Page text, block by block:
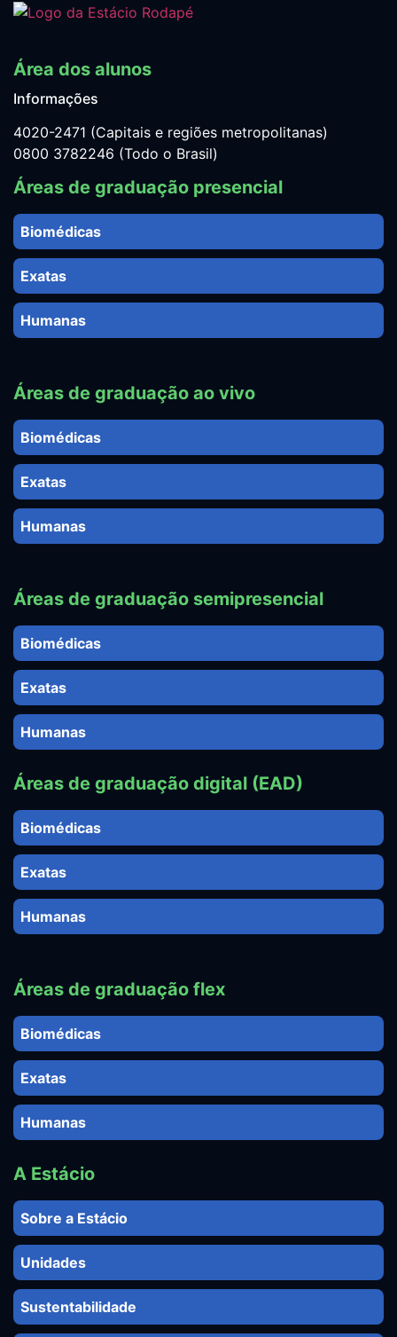
Área dos alunos
Informações
4020-2471 (Capitais e regiões metropolitanas)
0800 3782246 (Todo o Brasil)
Áreas de graduação presencial
Biomédicas
Exatas
Humanas
Áreas de graduação ao vivo
Biomédicas
Exatas
Humanas
Áreas de graduação semipresencial
Biomédicas
Exatas
Humanas
Áreas de graduação digital (EAD)
Biomédicas
Exatas
Humanas
Áreas de graduação flex
Biomédicas
Exatas
Humanas
A Estácio
Sobre a Estácio
Unidades
Sustentabilidade